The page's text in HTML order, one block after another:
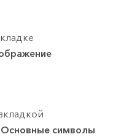
Основные символы